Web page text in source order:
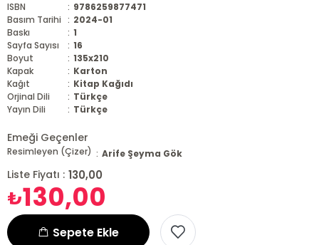
ISBN : 9786259877471
Basım Tarihi : 2024-01
Baskı
: 1
Sayfa Sayısı
: 16
Boyut
: 135x210
Kapak
: Karton
Kağıt
: Kitap Kağıdı
Orjinal Dili
: Türkçe
Yayın Dili
: Türkçe
Emeği Geçenler
Resimleyen (Çizer) : Arife Şeyma Gök
Liste Fiyatı : 130,00
₺130,00
Sepete Ekle